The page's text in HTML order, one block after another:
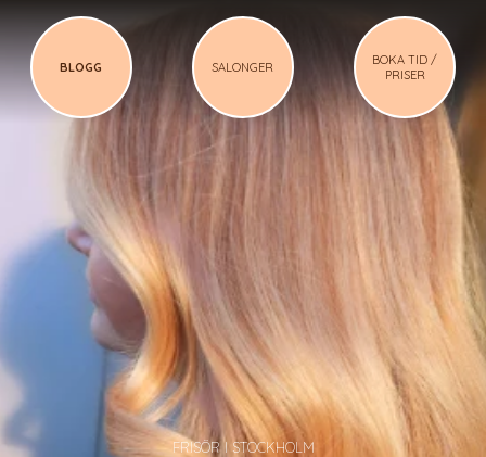
BLOGG SALONGER
BOKA TID /
PRISER
FRISÖR I STOCKHOLM